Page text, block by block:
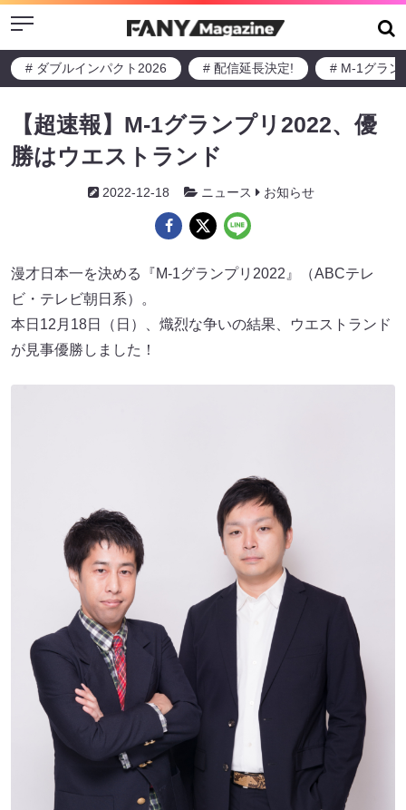
Menu
# ダブルインパクト2026 # 配信延長決定! # M-1グラン
【超速報】M-1グランプリ2022、優
勝はウエストランド
2022-12-18 ニュース お知らせ
漫才日本一を決める『M-1グランプリ2022』（ABCテレ
ビ・テレビ朝日系）。
本日12月18日（日）、熾烈な争いの結果、ウエストランド
が見事優勝しました！